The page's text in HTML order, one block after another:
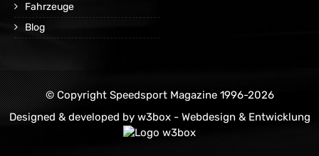
Fahrzeuge
Blog
© Copyright Speedsport Magazine 1996-2026
Designed & developed by w3box - Webdesign & Entwicklung